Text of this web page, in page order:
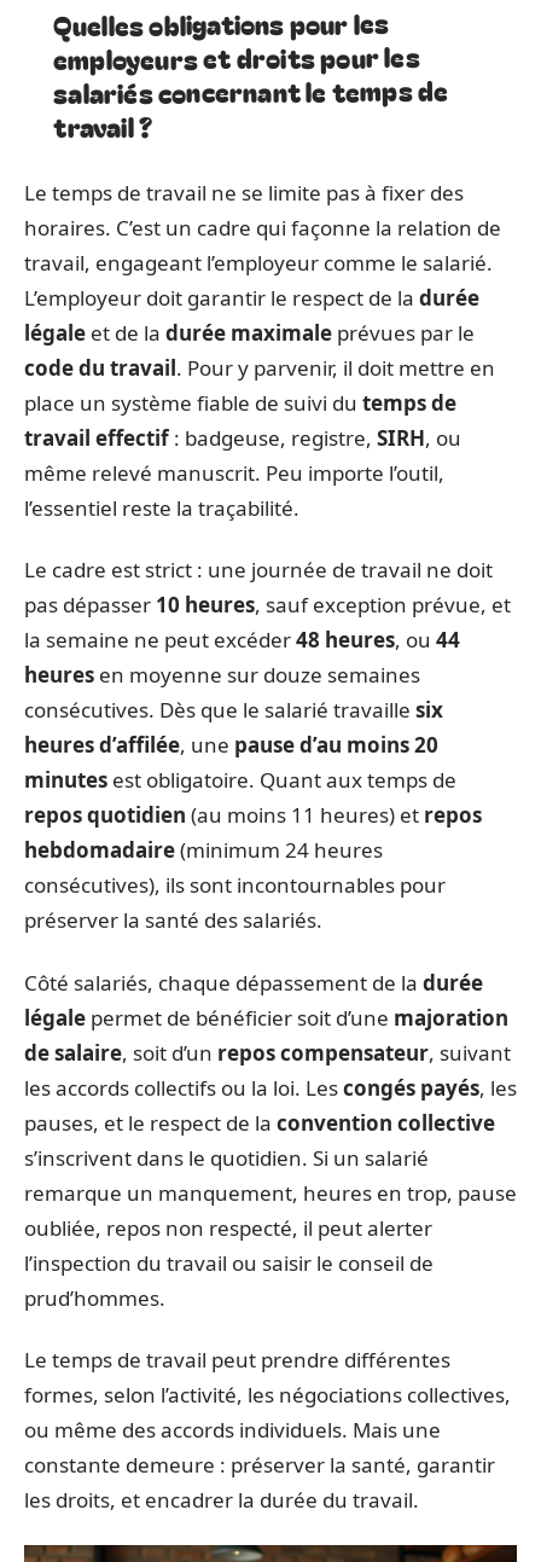
Quelles obligations pour les
employeurs et droits pour les
salariés concernant le temps de
travail ?
Le temps de travail ne se limite pas à fixer des
horaires. C’est un cadre qui façonne la relation de
travail, engageant l’employeur comme le salarié.
L’employeur doit garantir le respect de la durée
légale et de la durée maximale prévues par le
code du travail. Pour y parvenir, il doit mettre en
place un système fiable de suivi du temps de
travail effectif: badgeuse, registre, SIRH, ou
même relevé manuscrit. Peu importe l’outil,
l’essentiel reste la traçabilité.
Le cadre est strict : une journée de travail ne doit
pas dépasser 10 heures, sauf exception prévue, et
la semaine ne peut excéder48 heures, ou 44
heures en moyenne sur douze semaines
consécutives. Dès que le salarié travaille six
heures d’affilée, une pause d’au moins 20
minutes est obligatoire. Quant aux temps de
repos quotidien (au moins 11 heures) et repos
hebdomadaire(minimum 24 heures
consécutives), ils sont incontournables pour
préserver la santé des salariés.
Côté salariés, chaque dépassement de la durée
légale permet de bénéficier soit d’une majoration
de salaire, soit d’un repos compensateur, suivant
les accords collectifs ou la loi. Lescongés payés, les
pauses, et le respect de la convention collective
s’inscrivent dans le quotidien. Si un salarié
remarque un manquement, heures en trop, pause
oubliée, repos non respecté, il peut alerter
l’inspection du travail ou saisir le conseil de
prud’hommes.
Le temps de travail peut prendre différentes
formes, selon l’activité, les négociations collectives,
ou même des accords individuels. Mais une
constante demeure : préserver la santé, garantir
les droits, et encadrer la durée du travail.